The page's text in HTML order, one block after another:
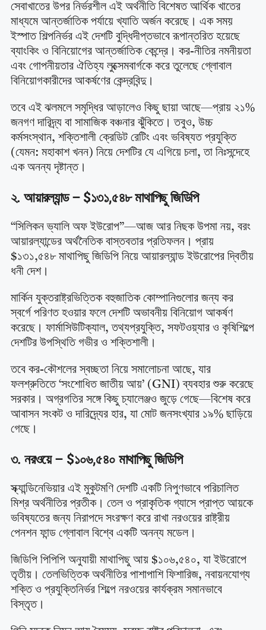
সেবাখাতের উপর নির্ভরশীল এই অর্থনীতি বিশেষত আর্থিক খাতের
মাধ্যমে আন্তর্জাতিক পর্যায়ে খ্যাতি অর্জন করেছে। এক সময়
ইস্পাত শিল্পনির্ভর এই দেশটি বুদ্ধিদীপ্তভাবে রূপান্তরিত হয়েছে
ব্যাংকিং ও বিনিয়োগের আন্তর্জাতিক কেন্দ্রে। কর-নীতির নমনীয়তা
এবং গোপনীয়তার ঐতিহ্য লুক্সেমবার্গকে করে তুলেছে গ্লোবাল
বিনিয়োগকারীদের আকর্ষণের কেন্দ্রবিন্দু।
তবে এই ঝলমলে সমৃদ্ধির আড়ালেও কিছু ছায়া আছে—প্রায় ২১%
জনগণ দারিদ্র্য বা সামাজিক বঞ্চনার ঝুঁকিতে। তবুও, উচ্চ
কর্মসংস্থান, শক্তিশালী ক্রেডিট রেটিং এবং ভবিষ্যত প্রযুক্তি
(যেমন: মহাকাশ খনন) নিয়ে দেশটির যে এগিয়ে চলা, তা নিঃসন্দেহে
এক অনন্য দৃষ্টান্ত।
২. আয়ারল্যান্ড – $১৩১,৫৪৮ মাথাপিছু জিডিপি
“সিলিকন ভ্যালি অফ ইউরোপ”—আজ আর নিছক উপমা নয়, বরং
আয়ারল্যান্ডের অর্থনৈতিক বাস্তবতার প্রতিফলন। প্রায়
$১৩১,৫৪৮ মাথাপিছু জিডিপি নিয়ে আয়ারল্যান্ড ইউরোপের দ্বিতীয়
ধনী দেশ।
মার্কিন যুক্তরাষ্ট্রভিত্তিক বহুজাতিক কোম্পানিগুলোর জন্য কর
স্বর্গে পরিণত হওয়ার ফলে দেশটি অভাবনীয় বিনিয়োগ আকর্ষণ
করেছে। ফার্মাসিউটিক্যাল, তথ্যপ্রযুক্তি, সফটওয়্যার ও কৃষিশিল্পে
দেশটির উপস্থিতি গভীর ও শক্তিশালী।
তবে কর-কৌশলের স্বচ্ছতা নিয়ে সমালোচনা আছে, যার
ফলশ্রুতিতে ‘সংশোধিত জাতীয় আয়’ (GNI) ব্যবহার শুরু করেছে
সরকার। অগ্রগতির সঙ্গে কিছু চ্যালেঞ্জও জুড়ে গেছে—বিশেষ করে
আবাসন সংকট ও দারিদ্র্যের হার, যা মোট জনসংখ্যার ১৯% ছাড়িয়ে
গেছে।
৩. নরওয়ে – $১০৬,৫৪০ মাথাপিছু জিডিপি
স্ক্যান্ডিনেভিয়ার এই মুকুটমণি দেশটি একটি নিপুণভাবে পরিচালিত
মিশ্র অর্থনীতির প্রতীক। তেল ও প্রাকৃতিক গ্যাসে প্রাপ্ত আয়কে
ভবিষ্যতের জন্য নিরাপদে সংরক্ষণ করে রাখা নরওয়ের রাষ্ট্রীয়
পেনশন ফান্ড গ্লোবাল বিশ্বে একটি অনন্য মডেল।
জিডিপি পিপিপি অনুযায়ী মাথাপিছু আয় $১০৬,৫৪০, যা ইউরোপে
তৃতীয়। তেলভিত্তিক অর্থনীতির পাশাপাশি ফিশারিজ, নবায়নযোগ্য
শক্তি ও প্রযুক্তিনির্ভর শিল্পে নরওয়ের কার্যক্রম সমানভাবে
বিস্তৃত।